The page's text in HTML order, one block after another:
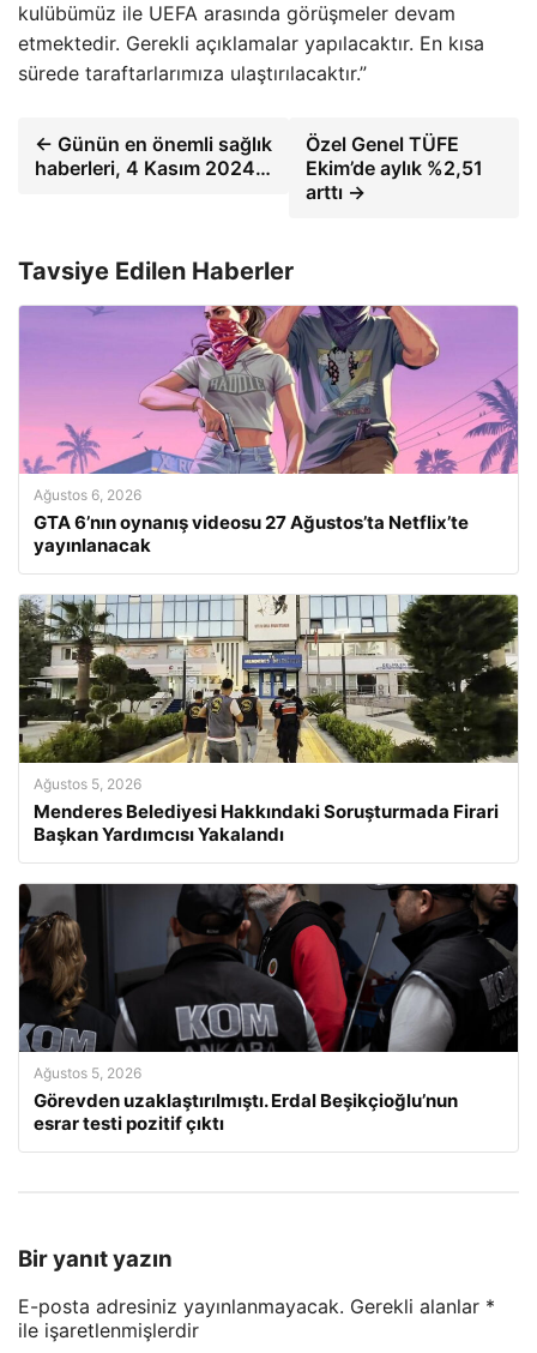
kulübümüz ile UEFA arasında görüşmeler devam
etmektedir. Gerekli açıklamalar yapılacaktır. En kısa
sürede taraftarlarımıza ulaştırılacaktır.”
← Günün en önemli sağlık
haberleri, 4 Kasım 2024…
Özel Genel TÜFE
Ekim’de aylık %2,51
arttı →
Tavsiye Edilen Haberler
Ağustos 6, 2026
GTA 6’nın oynanış videosu 27 Ağustos’ta Netflix’te
yayınlanacak
Ağustos 5, 2026
Menderes Belediyesi Hakkındaki Soruşturmada Firari
Başkan Yardımcısı Yakalandı
Ağustos 5, 2026
Görevden uzaklaştırılmıştı. Erdal Beşikçioğlu’nun
esrar testi pozitif çıktı
Bir yanıt yazın
E-posta adresiniz yayınlanmayacak. Gerekli alanlar *
ile işaretlenmişlerdir